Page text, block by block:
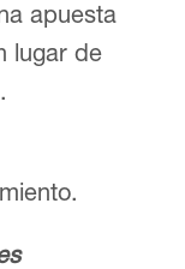
apuesta
lugar de